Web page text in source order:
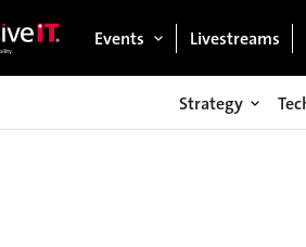
Events Livestreams
Strategy